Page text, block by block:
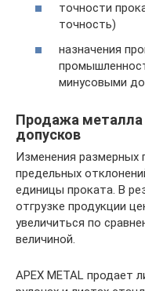
точности
точность)
назначения
минусовыми
Продажа
допусков
Изменения размерных
предельных
единицы проката. В
отгрузке продукции
увеличиться по
величиной.
APEX METAL продает